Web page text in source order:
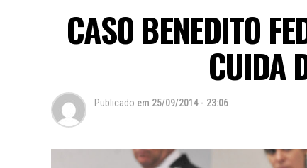
CASO BENEDITO
CUIDA
Publicado em 25/09/2014 - 23:06